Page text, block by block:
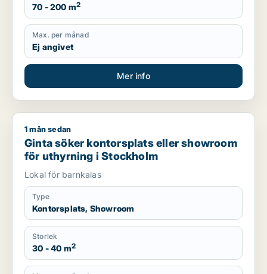
70 - 200 m2
Max. per månad
Ej angivet
Mer info
Ginta söker kontorsplats eller showroom för uthyrning i
1 mån sedan
Ginta söker kontorsplats eller showroom
för uthyrning i Stockholm
Lokal för barnkalas
Type
Kontorsplats, Showroom
Storlek
30 - 40 m2